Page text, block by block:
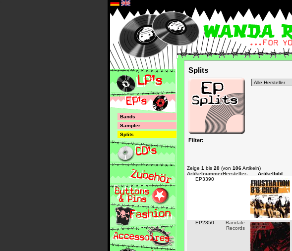
Bands
Sampler
Splits
Splits
Filter:
Zeige 1 bis 20 (von 106Artikeln)
ArtikelnummerHersteller- Artikelbild
EP3390
EP2350
Randale
Records